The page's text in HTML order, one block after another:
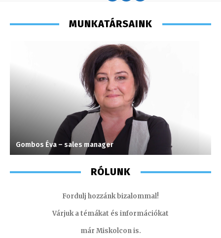
MUNKATÁRSAINK
Gombos Éva – sales manager
RÓLUNK
Fordulj hozzánk bizalommal!
Várjuk a témákat és információkat
már Miskolcon is.